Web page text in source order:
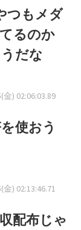
つもメダ
るのか
だな
金) 02:06:03.89
使おう
金) 02:13:46.71
配布じゃ